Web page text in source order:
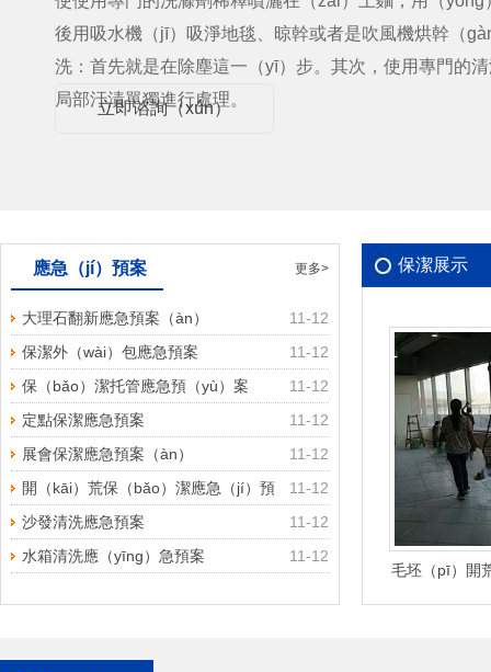
後用吸水機（jī）吸淨地毯、晾幹或者是吹風機烘幹（
洗：首先就是在除塵這一（yī）步。其次，使用專門的
局部汙漬單獨進行處理。
立即谘詢（xún）
更多>
應急（jí）預案
11-12
大理石翻新應急預案（àn）
11-12
保潔外（wài）包應急預案
11-12
保（bǎo）潔托管應急預（yù）案
（àn）
11-12
定點保潔應急預案
11-12
展會保潔應急預案（àn）
11-12
開（kāi）荒保（bǎo）潔應急（jí）預
案（àn）
11-12
沙發清洗應急預案
11-12
水箱清洗應（yīng）急預案
保潔展示
毛坯（pī）開
膩子（zǐ）、